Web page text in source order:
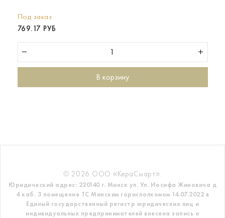
Под заказ
769.17 РУБ
В корзину
© 2026 ООО «КераСмарт».
Юридический адрес: 220140 г. Минск ул. Ул. Иосифа Жиновича д
4 каб. 3 помещение ТС Минским горисполкомом 14.07.2022 в
Единый государственный регистр юридических лиц и
индивидуальных предпринимателей внесена запись о